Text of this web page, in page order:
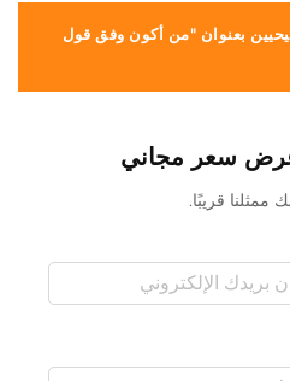
بعنوان "من أكون وفق قول
سعر مجاني
قريبًا.